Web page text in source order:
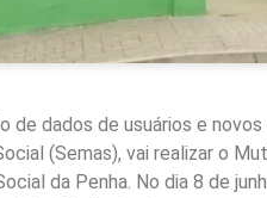
de dados de usuários e
(Semas), vai realizar o
da Penha. No dia 8 de